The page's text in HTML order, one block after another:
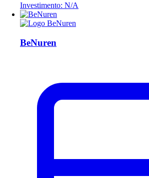
Investimento: N/A
BeNuren